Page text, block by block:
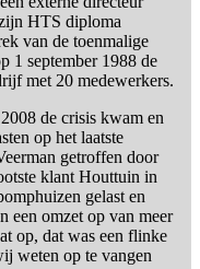
HTS diploma
van de toenmalige
1 september 1988 de
met 20 medewerkers.
de crisis kwam en
op het laatste
getroffen door
klant Houttuin in
gelast en
een omzet op van meer
op, dat was een flinke
weten op te vangen